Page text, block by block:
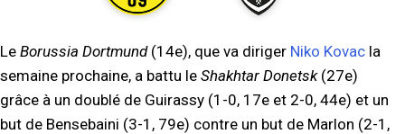
Le Borussia Dortmund(14e), que va diriger Niko Kovac la
semaine prochaine, a battu le Shakhtar Donetsk(27e)
grâce à un doublé de Guirassy (1-0, 17e et 2-0, 44e) et un
but de Bensebaini (3-1, 79e) contre un but de Marlon (2-1,